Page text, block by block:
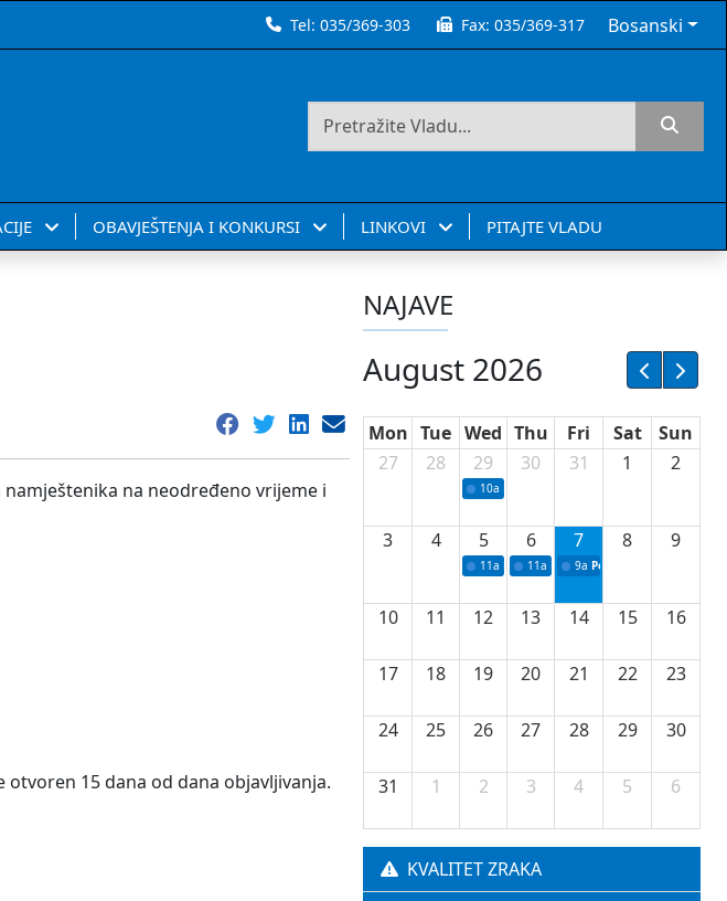
Tel:035/369-303 Fax:035/369-317 Bosanski
OBAVJEŠTENJA I KONKURSI LINKOVI PITAJTE VLADU
na neodređeno vrijeme i
otvoren 15 dana od dana objavljivanja.
NAJAVE
August 2026
Mon Tue Wed Thu Fri Sat
Sun
27
28 29
10a Potpisivanje ugovora sa neprofitnim
30 31 1 2
3 4 5
11a Potpisivanje ugovora o stipendijama
6
11a Podrška razvoju vodne
7
9a Početak izgradnje nove
8 9
10 11 12 13 14 15 16
17 18 19 20 21 22 23
24 25 26 27 28 29 30
31 1 2 3 4 5 6
KVALITET ZRAKA